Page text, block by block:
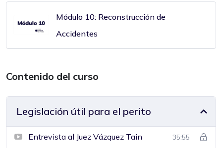
Módulo 10: Reconstrucción de
Accidentes
Contenido del curso
Legislación útil para el perito
Entrevista al Juez Vázquez Tain 35:55